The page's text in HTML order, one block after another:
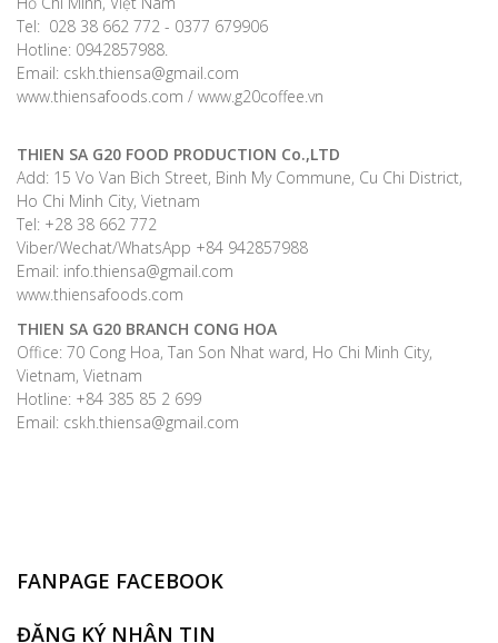
Tel: 028 38 662 772 - 0377 679906
Hotline: 0942857988.
Email: cskh.thiensa@gmail.com
www.thiensafoods.com / www.g20coffee.vn
THIEN SA G20 FOOD PRODUCTION Co.,LTD
Add: 15 Vo Van Bich Street, Binh My Commune, Cu Chi District,
Ho Chi Minh City, Vietnam
Tel: +28 38 662 772
Viber/Wechat/WhatsApp +84 942857988
Email: info.thiensa@gmail.com
www.thiensafoods.com
THIEN SA G20 BRANCH CONG HOA
Office: 70 Cong Hoa, Tan Son Nhat ward, Ho Chi Minh City,
Vietnam, Vietnam
Hotline: +84 385 85 2 699
Email: cskh.thiensa@gmail.com
FANPAGE FACEBOOK
ĐĂNG KÝ NHẬN TIN